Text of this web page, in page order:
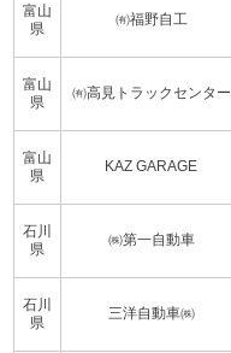
富山
県
㈲福野自工
富山
県
㈲高見トラックセンター
富山
県
KAZ GARAGE
石川
県
㈱第一自動車
石川
県
三洋自動車㈱